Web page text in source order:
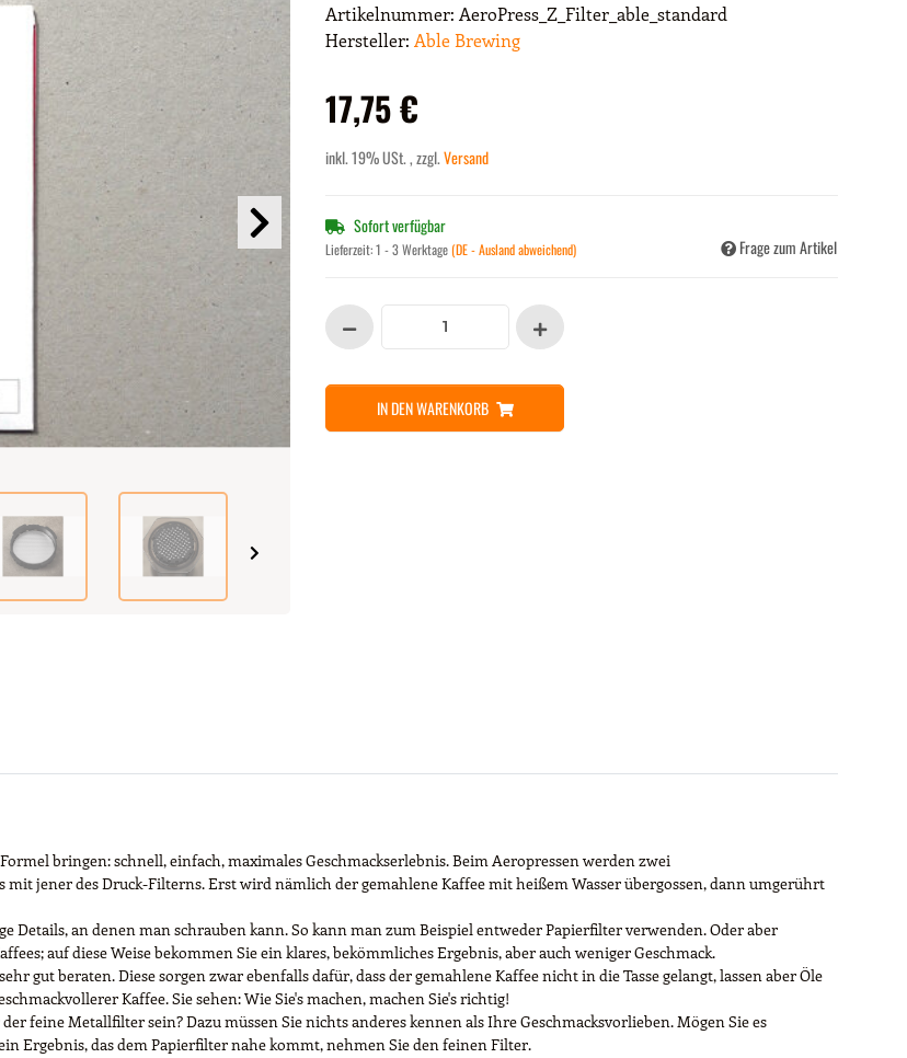
Artikelnummer: AeroPress_Z_Filter_able_standard
Hersteller: Able Brewing
17,75 €
inkl. 19% USt. , zzgl.Versand
Sofort verfügbar
Lieferzeit:1 - 3 Werktage(DE - Ausland abweichend) Frage zum Artikel
IN DEN WARENKORB
bringen: schnell, einfach, maximales Geschmackserlebnis. Beim Aeropressen werden zwei
jener des Druck-Filterns. Erst wird nämlich der gemahlene Kaffee mit heißem Wasser übergossen, dann umgerührt
Details, an denen man schrauben kann. So kann man zum Beispiel entweder Papierfilter verwenden. Oder aber
auf diese Weise bekommen Sie ein klares, bekömmliches Ergebnis, aber auch weniger Geschmack.
gut beraten. Diese sorgen zwar ebenfalls dafür, dass der gemahlene Kaffee nicht in die Tasse gelangt, lassen aber Öle
Kaffee. Sie sehen: Wie Sie's machen, machen Sie's richtig!
feine Metallfilter sein? Dazu müssen Sie nichts anderes kennen als Ihre Geschmacksvorlieben. Mögen Sie es
Ergebnis, das dem Papierfilter nahe kommt, nehmen Sie den feinen Filter.